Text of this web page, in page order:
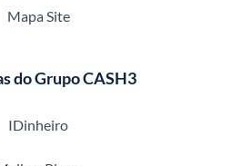
Mapa Site
do Grupo CASH3
IDinheiro